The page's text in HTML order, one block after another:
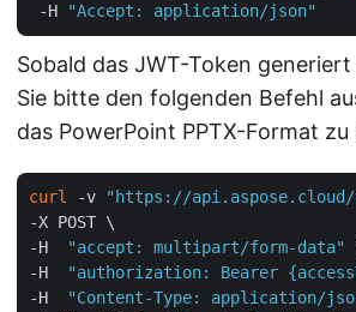
-H
"Accept: application/json"
Sobald das JWT-Token
Sie bitte den folgenden Befehl
das PowerPoint PPTX-Format
curl -v
"https://
-X POST \
-H
"accept: multipart/form-data"
-H
"authorization: Bearer
-H
"Content-Type: application/